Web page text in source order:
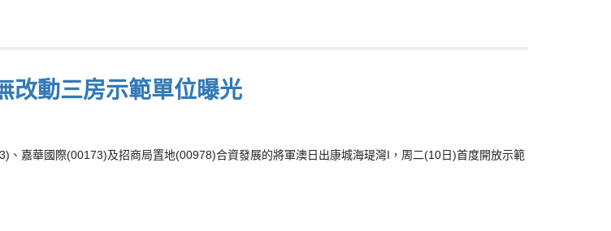
改動三房示範單位曝光
、嘉華國際(00173)及招商局置地(00978)合資發展的將軍澳日出康城海瑅灣I，周二(10日)首度開放示範